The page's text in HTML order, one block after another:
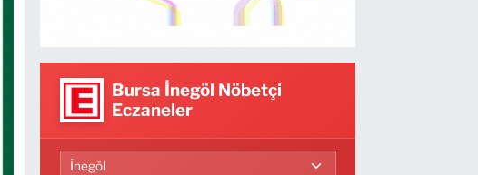
Bursa İnegöl Nöbetçi
Eczaneler